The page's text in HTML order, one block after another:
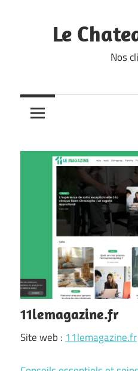
Le
Nos
11lemagazine.fr
Site web : 11lemagazine.fr